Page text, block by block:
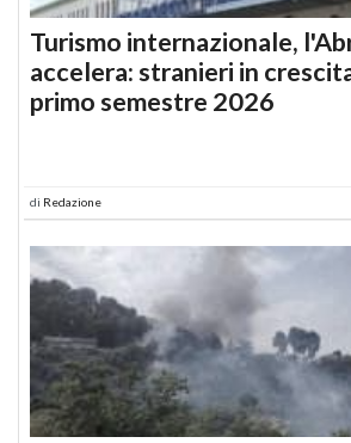
Turismo internazionale,
accelera: stranieri in
primo semestre 2026
di Redazione